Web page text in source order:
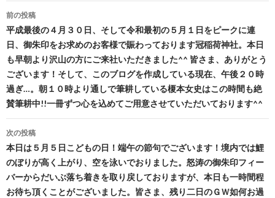
投
稿
ナ
ビ
ゲ
ー
シ
ョ
ン
前の投稿
平成最後の４月３０日、そして令和最初の５月１日をピークに連
日、御朱印をお求めのお客様で賑わっております冠稲荷神社。本日
も早朝より沢山の方にご来社いただきました^^ 皆さま、ありがとう
ございます！そして、このブログを作成している現在、午後２０時
過ぎ…。朝１０時より通しで筆耕している榎本女史はこの時間も絶
賛筆耕中!!一冊ずつ心を込めてご用意させていただいております^^
次の投稿
本日は５月５日こどもの日！端午の節句でございます！境内では鯉
のぼりが高く上がり、空を泳いでおりました。怒涛の御朱印フィー
バーからだいぶ落ち着きを取り戻しておりますが、本日も一時間程
お待ち頂くことがございました。皆さま、残り二日のＧＷ如何お過